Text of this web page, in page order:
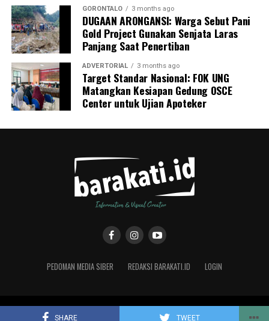
SHARE TWEET
GORONTALO 3 months ago
DUGAAN ARONGANSI: Warga Sebut Pani
Gold Project Gunakan Senjata Laras
Panjang Saat Penertiban
ADVERTORIAL 3 months ago
Target Standar Nasional: FOK UNG
Matangkan Kesiapan Gedung OSCE
Center untuk Ujian Apoteker
PEDOMAN MEDIA SIBER REDAKSI BARAKATI.ID LOGIN
Copyright © 2019 Barakati.ID supported by CMS Studio Design